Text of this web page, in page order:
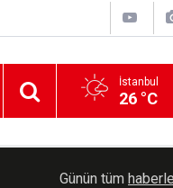
İstanbul
26 °C
TİGEM'den 7 bin 350
Günün tüm